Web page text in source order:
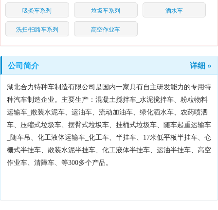
吸粪车系列 垃圾车系列 洒水车
洗扫/扫路车系列 高空作业车
公司简介 详细 »
湖北合力特种车制造有限公司是国内一家具有自主研发能力的专用特
种汽车制造企业。主要生产：混凝土搅拌车_水泥搅拌车、粉粒物料
运输车_散装水泥车、运油车、流动加油车、绿化洒水车、农药喷洒
车、压缩式垃圾车、摆臂式垃圾车、挂桶式垃圾车、随车起重运输车
_随车吊、化工液体运输车_化工车、半挂车、17米低平板半挂车、仓
栅式半挂车、散装水泥半挂车、化工液体半挂车、运油半挂车、高空
作业车、清障车、等300多个产品。